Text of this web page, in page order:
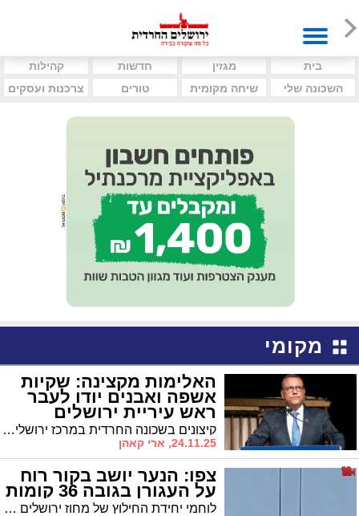
בית מגזין חדשות
קהילות
השכונה שלי
שיחה מקומית טורים צרכנות ועסקים
מקומי
האלימות מקצינה: שקיות
אשפה ואבנים יודו לעבר
ראש עיריית ירושלים
קיצונים בשכונה החרדית במרכז ירושלים התפרעו וזרקו שקיות אשפה על ראש העיר • בהמשך ניזוק רכבו מאבנים שיודו לעברו
24.11.25, ארי קאהן
צפו: הנער יושב בקור רוח
על העגורן בגובה 36 קומות
לוחמי יחידת החילוץ של מחוז ירושלים נערכים לביצוע חילוץ בגובה רב • הנער בן ה־15 יחולץ באמצעות מערכת כבלים מתקדמת